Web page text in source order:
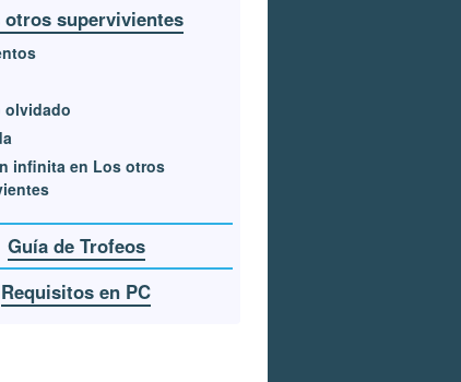
otros supervivientes
olvidado
infinita en Los otros
Guía de Trofeos
Requisitos en PC